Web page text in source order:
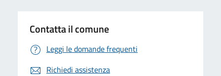
Contatta il comune
Leggi le domande frequenti
Richiedi assistenza